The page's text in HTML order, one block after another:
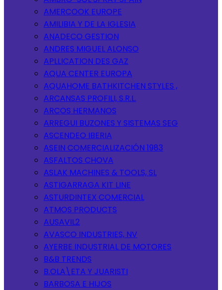
AMERCOOK EUROPE
AMILIBIA Y DE LA IGLESIA
ANADECO GESTION
ANDRES MIGUEL ALONSO
APLLICATION DES GAZ
AQUA CENTER EUROPA
AQUAHOME BATHKITCHEN STYLES ,
ARCANSAS PROFILI, S.R.L.
ARCOS HERMANOS
ARREGUI BUZONES Y SISTEMAS SEG
ASCENDEO IBERIA
ASEIN COMERCIALIZACIÓN 1983
ASFALTOS CHOVA
ASLAK MACHINES & TOOLS, SL
ASTIGARRAGA KIT LINE
ASTURDINTEX COMERCIAL
ATMOS PRODUCTS
AUSAVIL2
AVASCO INDUSTRIES, NV
AYERBE INDUSTRIAL DE MOTORES
B&B TRENDS
B.OLA\ETA Y JUARISTI
BARBOSA E HIJOS